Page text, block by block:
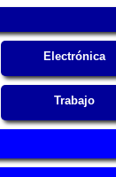
Electrónica
Trabajo